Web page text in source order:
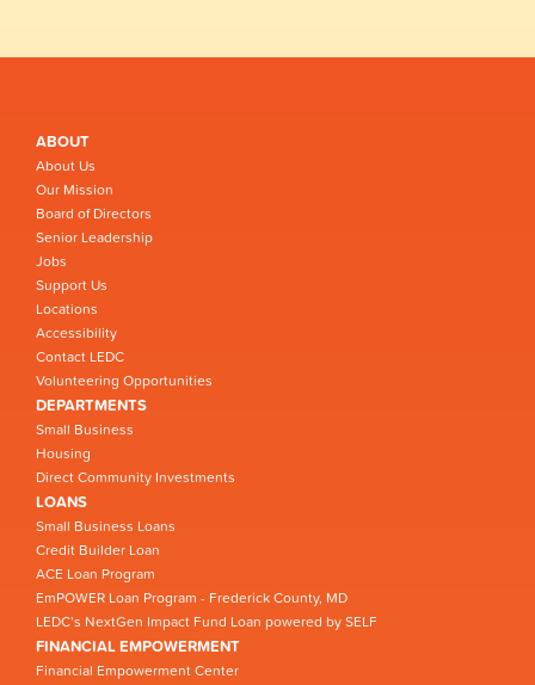
ABOUT
About Us
Our Mission
Board of Directors
Senior Leadership
Jobs
Support Us
Locations
Accessibility
Contact LEDC
Volunteering Opportunities
DEPARTMENTS
Small Business
Housing
Direct Community Investments
LOANS
Small Business Loans
Credit Builder Loan
ACE Loan Program
EmPOWER Loan Program - Frederick County, MD
LEDC’s NextGen Impact Fund Loan powered by SELF
FINANCIAL EMPOWERMENT
Financial Empowerment Center